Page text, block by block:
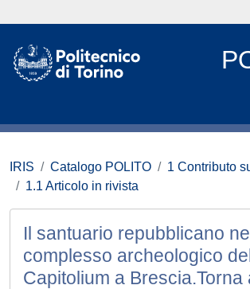
IRIS Catalogo POLITO
1 Contributo
1.1 Articolo in rivista
Il santuario repubblicano
complesso archeologico
Capitolium a Brescia.Torna